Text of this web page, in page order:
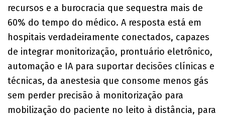
recursos e a burocracia que sequestra mais de
60% do tempo do médico. A resposta está em
hospitais verdadeiramente conectados, capazes
de integrar monitorização, prontuário eletrônico,
automação e IA para suportar decisões clínicas e
técnicas, da anestesia que consome menos gás
sem perder precisão à monitorização para
mobilização do paciente no leito à distância, para